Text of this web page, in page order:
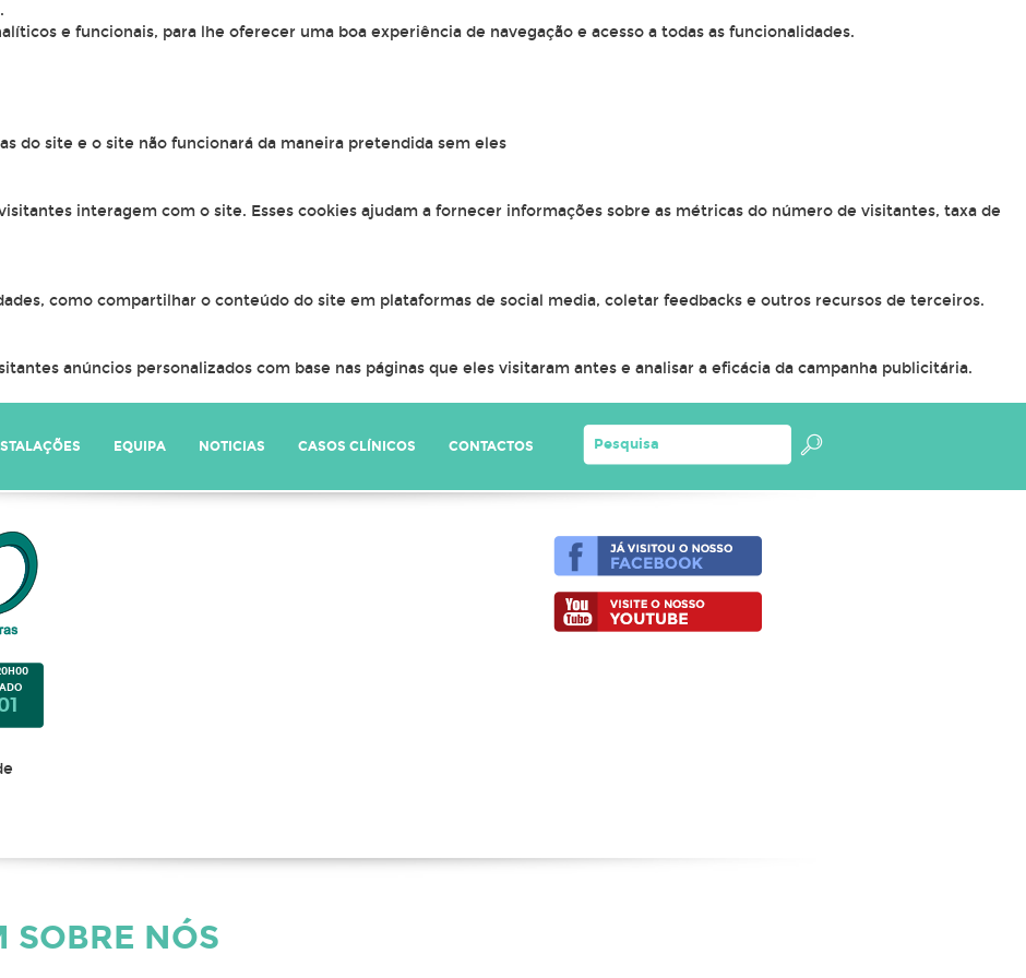
e funcionais, para lhe oferecer uma boa experiência de navegação e acesso a todas as funcionalidades.
do site e o site não funcionará da maneira pretendida sem eles
interagem com o site. Esses cookies ajudam a fornecer informações sobre as métricas do número de visitantes, taxa de
como compartilhar o conteúdo do site em plataformas de social media, coletar feedbacks e outros recursos de terceiros.
anúncios personalizados com base nas páginas que eles visitaram antes e analisar a eficácia da campanha publicitária.
EQUIPA NOTICIAS CASOS CLÍNICOS CONTACTOS
SOBRE NÓS